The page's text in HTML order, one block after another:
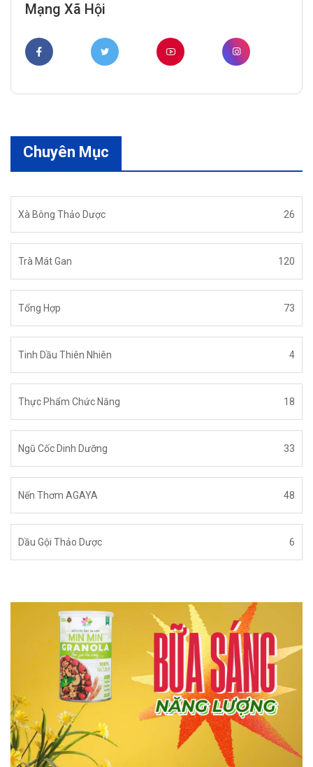
Mạng Xã Hội
Chuyên Mục
Xà Bông Thảo Dược 26
Trà Mát Gan 120
Tổng Hợp 73
Tinh Dầu Thiên Nhiên 4
Thực Phẩm Chức Năng 18
Ngũ Cốc Dinh Dưỡng 33
Nến Thơm AGAYA 48
Dầu Gội Thảo Dược 6